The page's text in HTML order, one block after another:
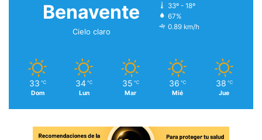
Benavente
Cielo claro
33º - 18º
67%
0.89 km/h
33 ℃
Dom
34 ℃
Lun
35 ℃
Mar
36 ℃
Mié
38 ℃
Jue